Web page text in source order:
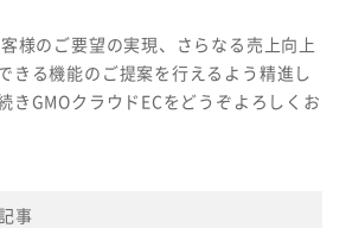
様のご要望の実現、さらなる売上向上
きる機能のご提案を行えるよう精進し
きGMOクラウドECをどうぞよろしくお
事